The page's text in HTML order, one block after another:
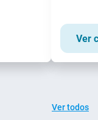
Ver
Ver todos